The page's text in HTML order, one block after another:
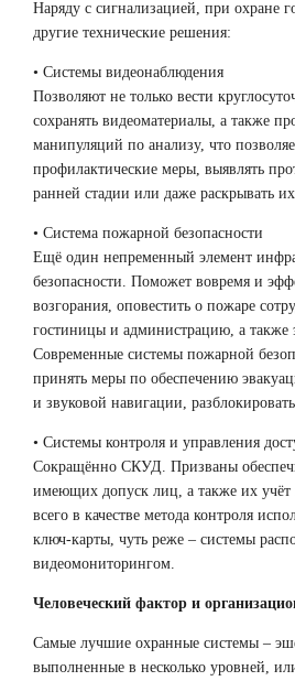
Наряду с сигнализацией, при охране
другие технические решения:
• Системы видеонаблюдения
Позволяют не только вести
сохранять видеоматериалы, а также
манипуляций по анализу, что
профилактические меры, выявлять
ранней стадии или даже раскрывать их.
• Система пожарной безопасности
Ещё один непременный элемент
безопасности. Поможет вовремя и
возгорания, оповестить о пожаре
гостиницы и администрацию, а также
Современные системы пожарной
принять меры по обеспечению
и звуковой навигации,
• Системы контроля и управления
Сокращённо СКУД. Призваны
имеющих допуск лиц, а также их
всего в качестве метода контроля
ключ-карты, чуть реже – системы
видеомониторингом.
Человеческий фактор и
Самые лучшие охранные системы –
выполненные в несколько уровней,